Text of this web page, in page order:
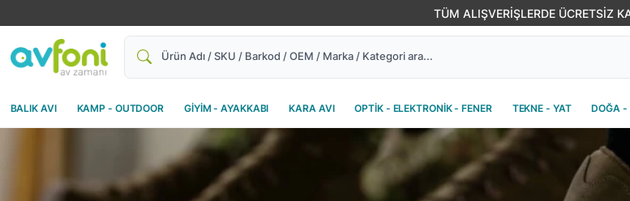
PEŞİN FİYATINA 3 TAKSİT
Ara
BALIK AVI KAMP - OUTDOOR GİYİM - AYAKKABI KARA AVI OPTİK - ELEKTRONİK - FENER TEKNE - YAT DOĞA -